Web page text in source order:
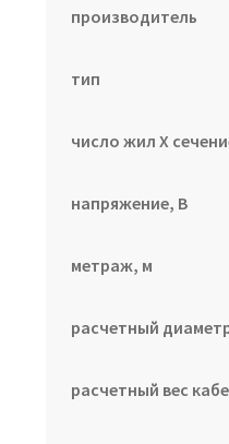
производитель
тип
число жил Х
напряжение, В
метраж, м
расчетный
расчетный вес